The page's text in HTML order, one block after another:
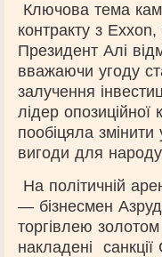
Ключова тема
контракту з
Президент Алі
вважаючи угоду
залучення
лідер опозиційної
пообіцяла
вигоди для
На політичній
— бізнесмен
торгівлею
накладені